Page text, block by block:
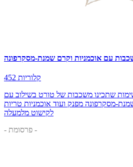
עם אוכמניות וקרם שמנת-מסקרפונה
452 קלוריות
שתכינו משכבות של טורט בשילוב עם
מסקרפונה מפנק ועוד אוכמניות טריות
לקישוט מלמעלה
- פרסומת -